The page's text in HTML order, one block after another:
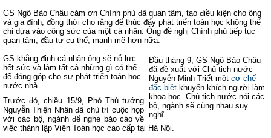
GS Ngô Bảo Châu cảm ơn Chính phủ đã quan tâm, tạo điều kiện cho ông
và gia đình, đồng thời cho rằng để thúc đẩy phát triển toán học không thể
chỉ dựa vào công sức của một cá nhân. Ông đề nghị Chính phủ tiếp tục
quan tâm, đầu tư cụ thể, mạnh mẽ hơn nữa.
Đầu tháng 9, GS Ngô Bảo Châu
đã đề xuất với Chủ tịch nước
Nguyễn Minh Triết một cơ chế
đặc biệt khuyến khích người làm
khoa học. Chủ tịch nước nói các
bộ, ngành sẽ cùng nhau suy
nghĩ.
GS khẳng định cá nhân ông sẽ nỗ lực
hết sức và làm tất cả những gì có thể
để đóng góp cho sự phát triển toán học
nước nhà.
Trước đó, chiều 15/9, Phó Thủ tướng
Nguyễn Thiện Nhân đã chủ trì cuộc họp
với các bộ, ngành để nghe báo cáo về
việc thành lập Viện Toán học cao cấp tại Hà Nội.